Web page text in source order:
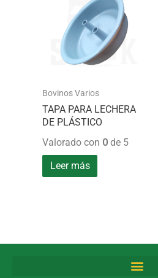
Bovinos Varios
TAPA PARA LECHERA
DE PLÁSTICO
Valorado con 0 de 5
Leer más